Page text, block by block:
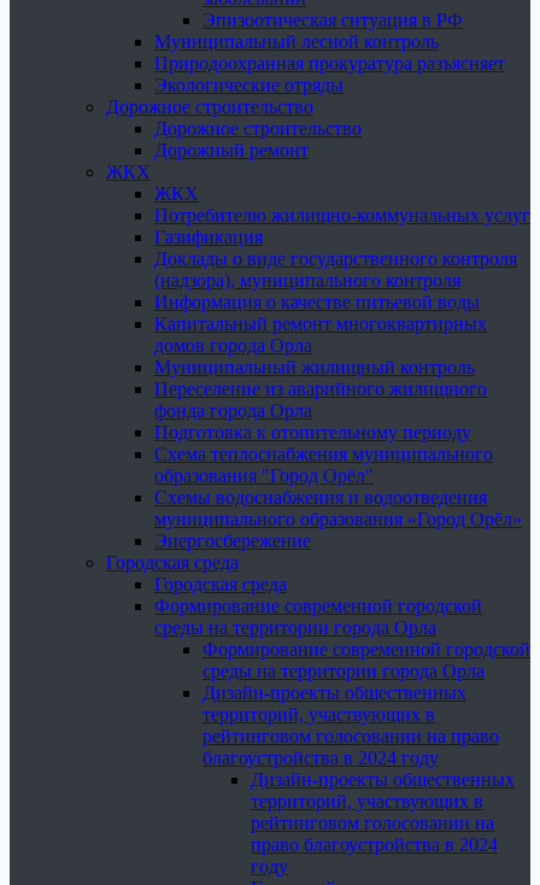
Эпизоотическая ситуация в РФ
Муниципальный лесной контроль
Природоохранная прокуратура разъясняет
Экологические отряды
Дорожное строительство
Дорожное строительство
Дорожный ремонт
ЖКХ
ЖКХ
Потребителю жилищно-коммунальных услуг
Газификация
Доклады о виде государственного контроля
(надзора), муниципального контроля
Информация о качестве питьевой воды
Капитальный ремонт многоквартирных
домов города Орла
Муниципальный жилищный контроль
Переселение из аварийного жилищного
фонда города Орла
Подготовка к отопительному периоду
Схема теплоснабжения муниципального
образования "Город Орёл"
Схемы водоснабжения и водоотведения
муниципального образования «Город Орёл»
Энергосбережение
Городская среда
Городская среда
Формирование современной городской
среды на территории города Орла
Формирование современной городской
среды на территории города Орла
Дизайн-проекты общественных
территорий, участвующих в
рейтинговом голосовании на право
благоустройства в 2024 году
Дизайн-проекты общественных
территорий, участвующих в
рейтинговом голосовании на
право благоустройства в 2024
году